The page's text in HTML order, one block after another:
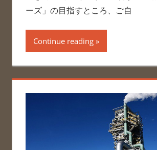
ーズ」の目指すところ、ご自
Continue reading